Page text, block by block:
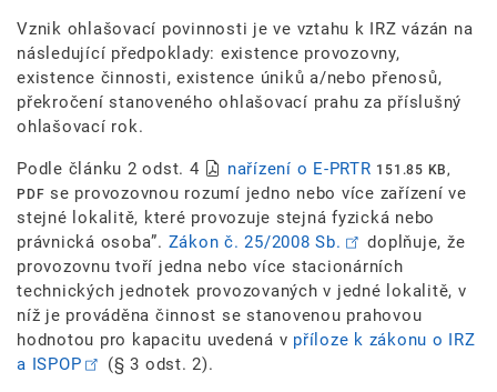
Vznik ohlašovací povinnosti je ve vztahu k IRZ vázán na
následující předpoklady: existence provozovny,
existence činnosti, existence úniků a/nebo přenosů,
překročení stanoveného ohlašovací prahu za příslušný
ohlašovací rok.
Podle článku 2 odst. 4 nařízení o E-PRTR 151.85 KB,
PDF se provozovnou rozumí jedno nebo více zařízení ve
stejné lokalitě, které provozuje stejná fyzická nebo
právnická osoba”. Zákon č. 25/2008 Sb.
doplňuje, že
provozovnu tvoří jedna nebo více stacionárních
technických jednotek provozovaných v jedné lokalitě, v
níž je prováděna činnost se stanovenou prahovou
hodnotou pro kapacitu uvedená v příloze k zákonu o IRZ
a ISPOP
(§ 3 odst. 2).